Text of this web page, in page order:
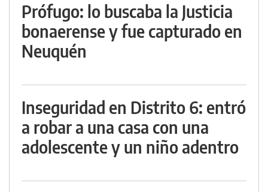
Prófugo: lo buscaba la Justicia
bonaerense y fue capturado en
Neuquén
Inseguridad en Distrito 6: entró
a robar a una casa con una
adolescente y un niño adentro